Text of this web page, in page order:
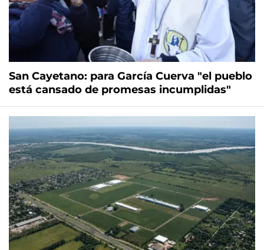
San Cayetano: para García Cuerva "el pueblo
está cansado de promesas incumplidas"